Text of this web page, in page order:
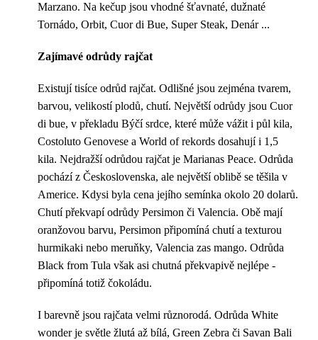
Marzano. Na kečup jsou vhodné šťavnaté, dužnaté
Tornádo, Orbit, Cuor di Bue, Super Steak, Denár ...
Zajímavé odrůdy rajčat
Existují tisíce odrůd rajčat. Odlišné jsou zejména tvarem,
barvou, velikostí plodů, chutí. Největší odrůdy jsou Cuor
di bue, v překladu Býčí srdce, které může vážit i půl kila,
Costoluto Genovese a World of rekords dosahují i ​​1,5
kila. Nejdražší odrůdou rajčat je Marianas Peace. Odrůda
pochází z Československa, ale největší oblibě se těšila v
Americe. Kdysi byla cena jejího semínka okolo 20 dolarů.
Chutí překvapí odrůdy Persimon či Valencia. Obě mají
oranžovou barvu, Persimon připomíná chutí a texturou
hurmikaki nebo meruňky, Valencia zas mango. Odrůda
Black from Tula však asi chutná překvapivě nejlépe -
připomíná totiž čokoládu.
I barevně jsou rajčata velmi různorodá. Odrůda White
wonder je světle žlutá až bílá, Green Zebra či Savan Bali